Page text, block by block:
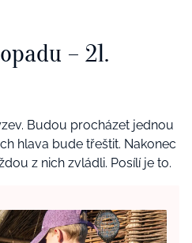
– 21.
Budou procházet jednou
hlava bude třeštit. Nakonec
z nich zvládli. Posílí je to.